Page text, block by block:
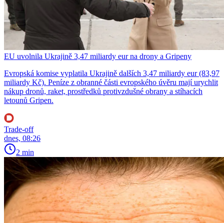
EU uvolnila Ukrajině 3,47 miliardy eur na drony a Gripeny
Evropská komise vyplatila Ukrajině dalších 3,47 miliardy eur (83,97
miliardy Kč). Peníze z obranné části evropského úvěru mají urychlit
nákup dronů, raket, prostředků protivzdušné obrany a stíhacích
letounů Gripen.
Trade-off
dnes, 08:26
2 min